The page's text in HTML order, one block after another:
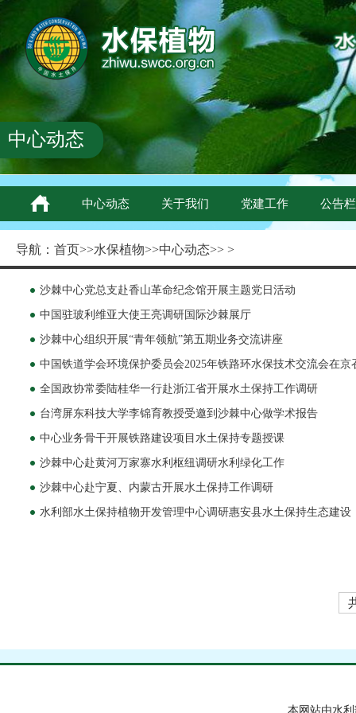
中心动态
中心动态 关于我们 党建工作 公告栏
导航： 首页>>水保植物>>中心动态>> >
沙棘中心党总支赴香山革命纪念馆开展主题党日活动
中国驻玻利维亚大使王亮调研国际沙棘展厅
沙棘中心组织开展“青年领航”第五期业务交流讲座
中国铁道学会环境保护委员会2025年铁路环水保技术交流会在京
全国政协常委陆桂华一行赴浙江省开展水土保持工作调研
台湾屏东科技大学李锦育教授受邀到沙棘中心做学术报告
中心业务骨干开展铁路建设项目水土保持专题授课
沙棘中心赴黄河万家寨水利枢纽调研水利绿化工作
沙棘中心赴宁夏、内蒙古开展水土保持工作调研
水利部水土保持植物开发管理中心调研惠安县水土保持生态建设
本网站由水